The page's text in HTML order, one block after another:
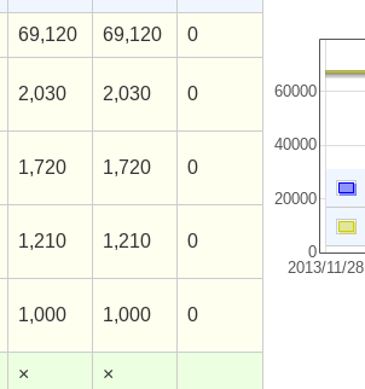
2013/11/28
0
20000
40000
60000
69,120 69,120 0
2,030 2,030 0
1,720 1,720 0
1,210 1,210 0
1,000 1,000 0
× ×